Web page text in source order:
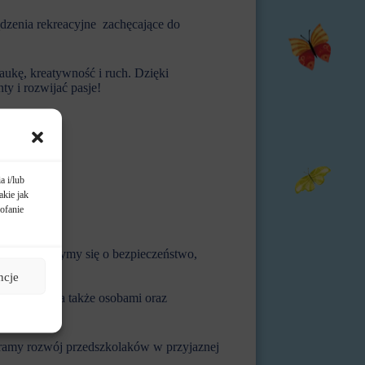
i/lub
jak
rekreacyjne zachęcające do
kreatywność i ruch. Dzięki
i rozwijać pasje!
troszczymy się o bezpieczeństwo,
dziecka, a także osobami oraz
rozwój przedszkolaków w przyjaznej